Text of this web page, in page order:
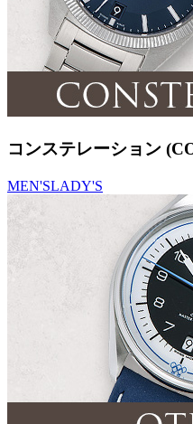
コンステレーション
MEN'SLADY'S